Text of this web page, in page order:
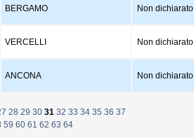
BERGAMO Non dichiarato
VERCELLI Non dichiarato
ANCONA Non dichiarato
28 29 30 31 32 33 34 35 36 37
59 60 61 62 63 64